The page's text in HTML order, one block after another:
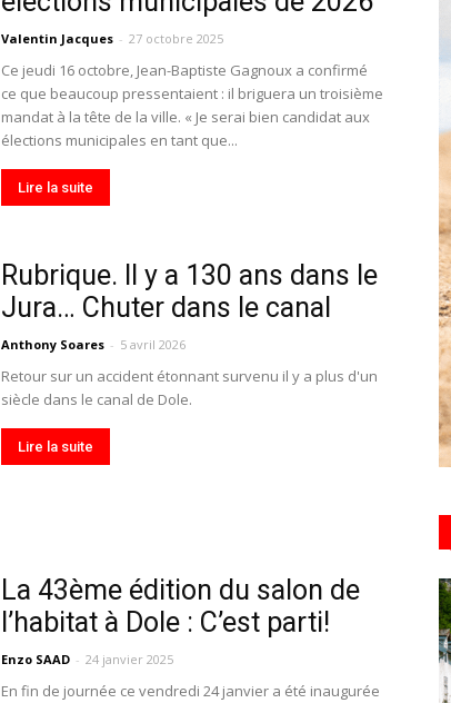
Valentin Jacques - 27 octobre 2025
Ce jeudi 16 octobre, Jean-Baptiste Gagnoux a confirmé
ce que beaucoup pressentaient : il briguera un troisième
mandat à la tête de la ville. « Je serai bien candidat aux
élections municipales en tant que...
Lire la suite
Rubrique. Il y a 130 ans dans le
Jura… Chuter dans le canal
Anthony Soares - 5 avril 2026
Retour sur un accident étonnant survenu il y a plus d'un
siècle dans le canal de Dole.
Lire la suite
La 43ème édition du salon de
l’habitat à Dole : C’est parti!
Enzo SAAD - 24 janvier 2025
En fin de journée ce vendredi 24 janvier a été inaugurée